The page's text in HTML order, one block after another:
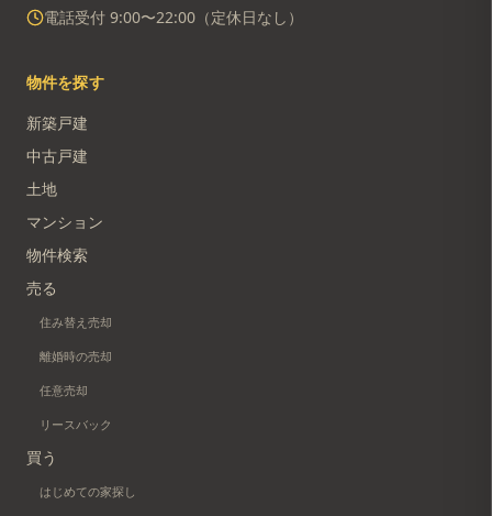
電話受付 9:00〜22:00（定休日なし）
物件を探す
新築戸建
中古戸建
土地
マンション
物件検索
売る
住み替え売却
離婚時の売却
任意売却
リースバック
買う
はじめての家探し